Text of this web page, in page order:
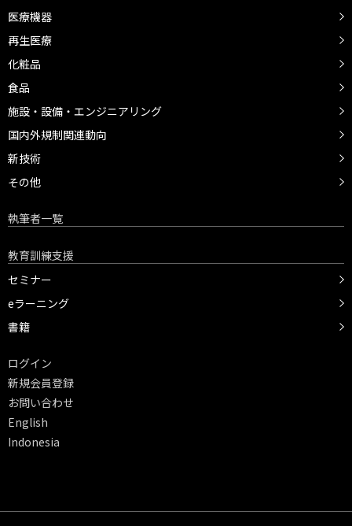
医療機器
再生医療
化粧品
食品
施設・設備・エンジニアリング
国内外規制関連動向
新技術
その他
執筆者一覧
教育訓練支援
セミナー
eラーニング
書籍
ログイン
新規会員登録
お問い合わせ
English
Indonesia